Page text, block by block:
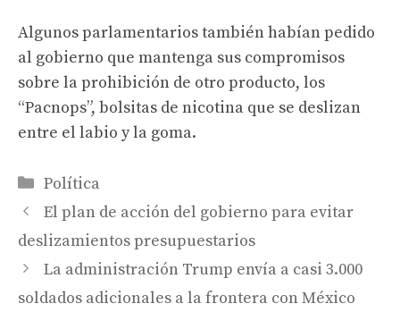
Algunos parlamentarios también habían pedido
al gobierno que mantenga sus compromisos
sobre la prohibición de otro producto, los
“Pacnops”, bolsitas de nicotina que se deslizan
entre el labio y la goma.
Categorías
Política
El plan de acción del gobierno para evitar
deslizamientos presupuestarios
La administración Trump envía a casi 3.000
soldados adicionales a la frontera con México